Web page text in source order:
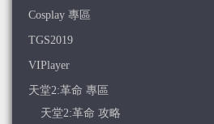
Cosplay 專區
TGS2019
VIPlayer
天堂2:革命 專區
天堂2:革命 攻略